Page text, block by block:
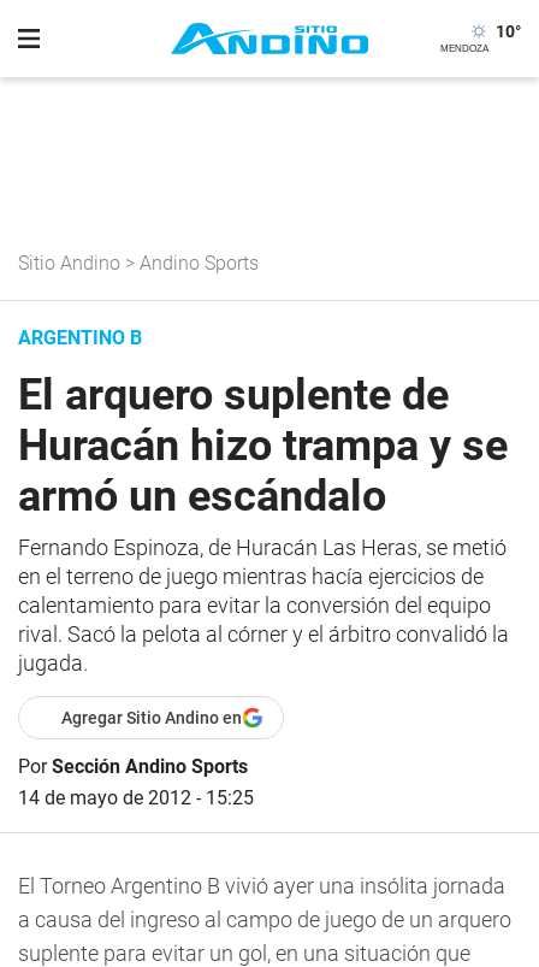
10°
Sitio Andino > Andino Sports
ARGENTINO B
El arquero suplente de
Huracán hizo trampa y se
armó un escándalo
Fernando Espinoza, de Huracán Las Heras, se metió
en el terreno de juego mientras hacía ejercicios de
calentamiento para evitar la conversión del equipo
rival. Sacó la pelota al córner y el árbitro convalidó la
jugada.
Agregar Sitio Andino en
PorSección Andino Sports
14 de mayo de 2012 - 15:25
El Torneo Argentino B vivió ayer una insólita jornada
a causa del ingreso al campo de juego de un arquero
suplente para evitar un gol, en una situación que